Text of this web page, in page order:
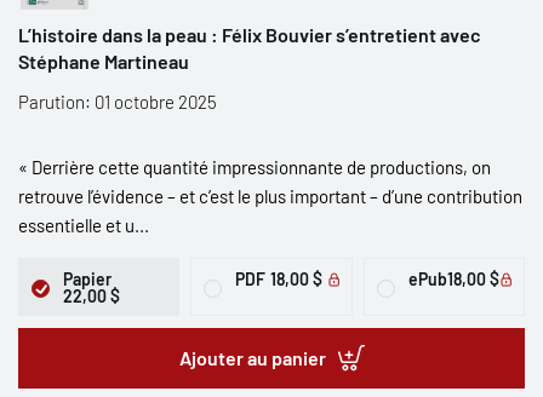
L’histoire dans la peau : Félix Bouvier s’entretient avec
Stéphane Martineau
Parution: 01 octobre 2025
« Derrière cette quantité impressionnante de productions, on
retrouve l’évidence – et c’est le plus important – d’une contribution
essentielle et u...
Papier
22,00 $
PDF 18,00 $ ePub18,00 $
Ajouter au panier